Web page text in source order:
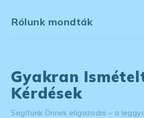
Rólunk mondták
Gyakran
Kérdések
Segítünk Önnek eligazodni – a